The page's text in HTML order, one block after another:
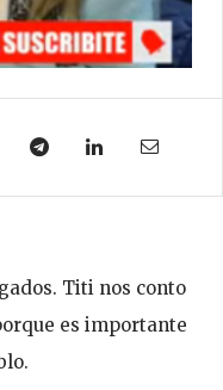
Titi nos conto
es importante